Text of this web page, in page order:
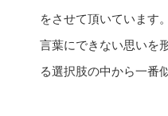
をさせて頂いています
言葉にできない思いを
る選択肢の中から一番